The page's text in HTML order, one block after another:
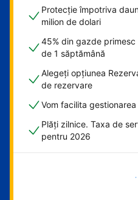
Protecție împotriva
milion de dolari
45% din gazde
de 1 săptămână
Alegeți opțiunea
de rezervare
Vom facilita
Plăți zilnice. Taxa de
pentru 2026
Începeți